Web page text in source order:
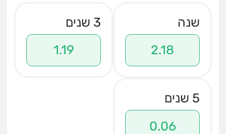
שנה
2.18
3 שנים
1.19
5 שנים
0.06